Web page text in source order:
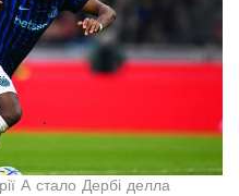
А стало Дербі делла